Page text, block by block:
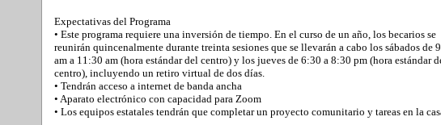
Expectativas del Programa
• Este programa requiere una inversión de tiempo. En el curso de un año, los becarios se
reunirán quincenalmente durante treinta sesiones que se llevarán a cabo los sábados de
am a 11:30 am (hora estándar del centro) y los jueves de 6:30 a 8:30 pm (hora estándar
centro), incluyendo un retiro virtual de dos días.
• Tendrán acceso a internet de banda ancha
• Aparato electrónico con capacidad para Zoom
• Los equipos estatales tendrán que completar un proyecto comunitario y tareas en la